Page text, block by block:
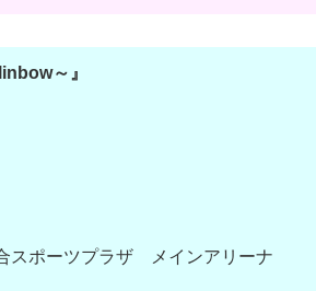
～』
ポーツプラザ メインアリーナ